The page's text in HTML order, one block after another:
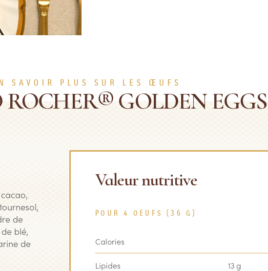
SAVOIR PLUS SUR LES ŒUFS
ROCHER® GOLDEN EGGS
de
blé,
de
Valeur nutritive
POUR 4 OEUFS (36 G)
Calories
Lipides 13 g